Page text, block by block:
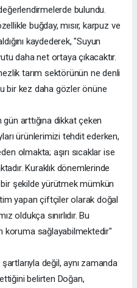
bulundu.
buğday, mısır, karpuz ve
kaydederek, "Suyun
daha net ortaya çıkacaktır.
tarım sektörünün ne denli
bir kez daha gözler önüne
arttığına dikkat çeken
ürünlerimizi tehdit ederken,
olmakta; aşırı sıcaklar ise
Kuraklık dönemlerinde
şekilde yürütmek mümkün
yapan çiftçiler olarak doğal
oldukça sınırlıdır. Bu
koruma sağlayabilmektedir"
değil, aynı zamanda
belirten Doğan,